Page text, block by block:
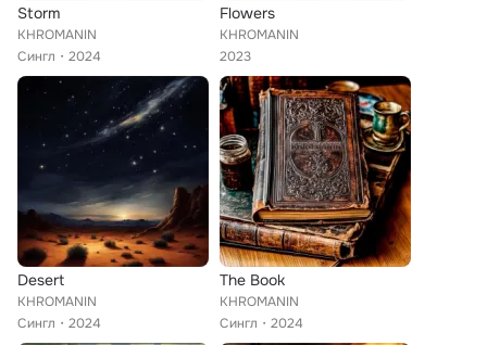
Storm
KHROMANIN
Сингл
2024
Flowers
KHROMANIN
2023
Desert
KHROMANIN
Сингл
2024
The Book
KHROMANIN
Сингл
2024